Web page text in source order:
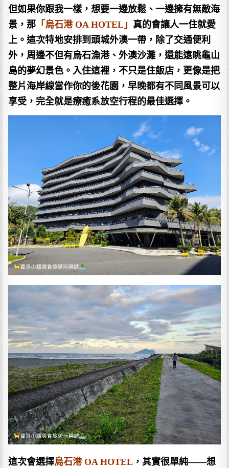
但如果你跟我一樣，想要一邊放鬆、一邊擁有無敵海
景，那 「烏石港 OA HOTEL」 真的會讓人一住就愛
上。這次特地安排到頭城外澳一帶，除了交通便利
外，周邊不但有烏石漁港、外澳沙灘，還能遠眺龜山
島的夢幻景色。入住這裡，不只是住飯店，更像是把
整片海岸線當作你的後花園，早晚都有不同風景可以
享受，完全就是療癒系放空行程的最佳選擇。
這次會選擇烏石港 OA HOTEL ，其實很單純——想